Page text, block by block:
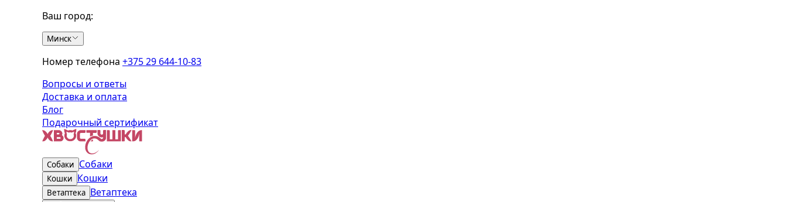
Ваш город:
Минск
Номер телефона +375 29 644-10-83
Вопросы и ответы
Доставка и оплата
Блог
Подарочный сертификат
Собаки Собаки
Кошки Кошки
Ветаптека Ветаптека